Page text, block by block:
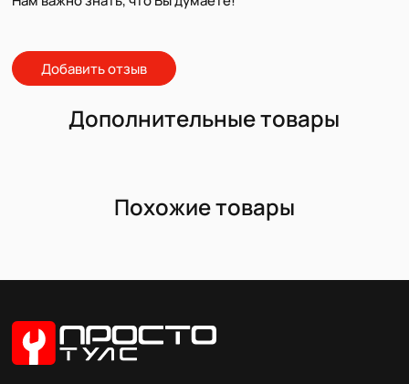
Добавить отзыв
Дополнительные товары
Похожие товары